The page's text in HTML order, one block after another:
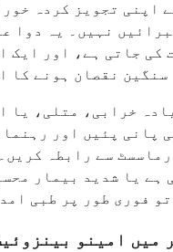
اپنی تجویز کردہ
نہیں۔ یہ دوا
کی جاتی ہے، اور ایک
سنگین نقصان ہونے کا
خرابی، متلی، یا
پانی پئیں اور
سے رابطہ
ہے یا شدید بیمار
تو فوری طور پر طبی
اگر میں امینو